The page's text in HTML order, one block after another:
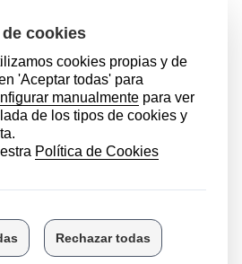
precisión. También, cuenta con
tiernas, pescado y aves,
anillo naranja),perfecto para
Con este utensilio de acero
cualquier tipo de comida
rápida y eficiente.
te permitirálimpiarla a fondo y
para el lavavajillas, lo que te
en la limpieza.